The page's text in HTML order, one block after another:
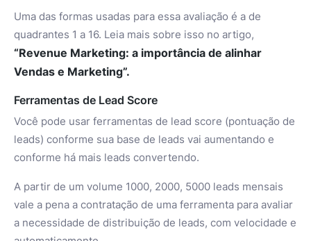
Uma das formas usadas para essa avaliação é a de
quadrantes 1 a 16. Leia mais sobre isso no artigo,
“Revenue Marketing: a importância de alinhar
Vendas e Marketing”.
Ferramentas de Lead Score
Você pode usar ferramentas de lead score (pontuação de
leads) conforme sua base de leads vai aumentando e
conforme há mais leads convertendo.
A partir de um volume 1000, 2000, 5000 leads mensais
vale a pena a contratação de uma ferramenta para avaliar
a necessidade de distribuição de leads, com velocidade e